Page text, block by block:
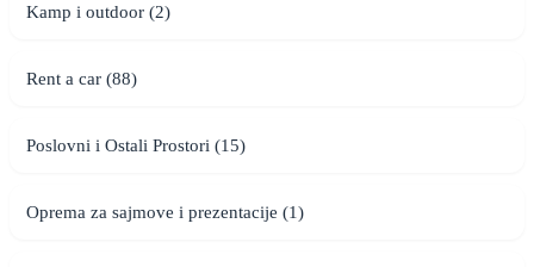
Kamp i outdoor (2)
Rent a car (88)
Poslovni i Ostali Prostori (15)
Oprema za sajmove i prezentacije (1)